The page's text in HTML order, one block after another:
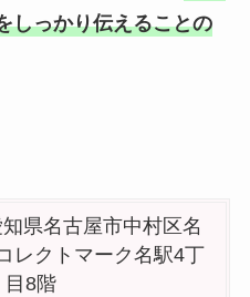
しっかり伝えることの
県名古屋市中村区名
クトマーク名駅4丁
目8階